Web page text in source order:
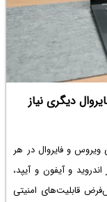
دیگری نیاز
و فایروال در هر
و آیفون و آیپد،
قابلیت‌های امنیتی